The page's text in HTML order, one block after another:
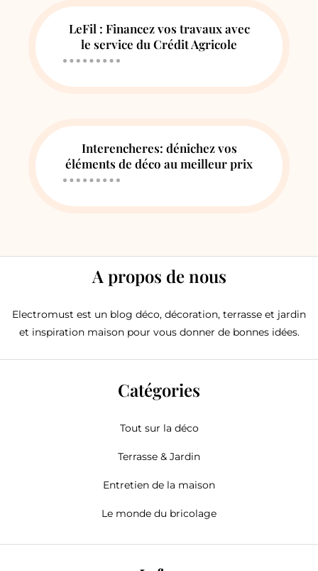
LeFil : Financez vos travaux avec
le service du Crédit Agricole
Interencheres: dénichez vos
éléments de déco au meilleur prix
A propos de nous
Electromust est un blog déco, décoration, terrasse et jardin
et inspiration maison pour vous donner de bonnes idées.
Catégories
Tout sur la déco
Terrasse & Jardin
Entretien de la maison
Le monde du bricolage